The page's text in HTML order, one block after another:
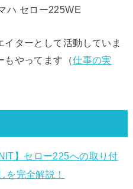
ハ セロー225WE
ターとして活動していま
もやってます（仕事の実
】セロー225への取り付
を完全解説！